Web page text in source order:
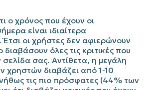
ο χρόνος που έχουν οι
είναι ιδιαίτερα
Έτσι οι χρήστες δεν αφιερώνουν
όλες τις κριτικές που
σας. Αντίθετα, η μεγάλη
χρηστών διαβάζει από 1-10
τις πιο πρόσφατες (44% των